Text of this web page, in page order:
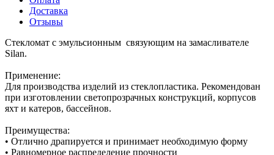
Доставка
Отзывы
Стекломат с эмульсионным связующим на замасливателе
Silan.
Применение:
Для производства изделий из стеклопластика. Рекомендован
при изготовлении светопрозрачных конструкций, корпусов
яхт и катеров, бассейнов.
Преимущества:
• Отлично драпируется и принимает необходимую форму
• Равномерное распределение прочности